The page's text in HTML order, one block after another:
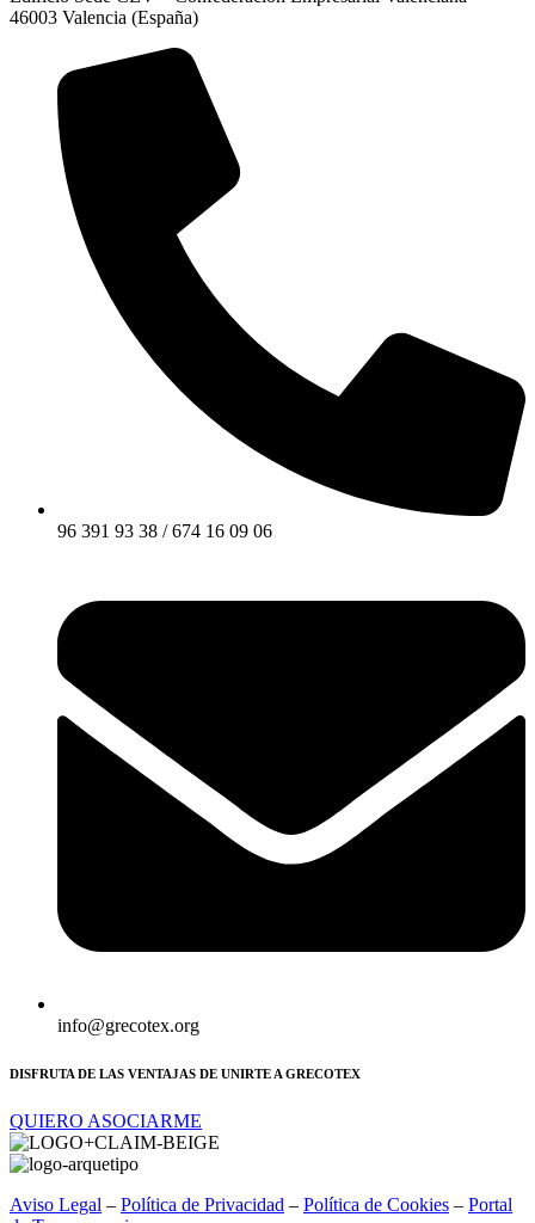
46003 Valencia (España)
96 391 93 38 / 674 16 09 06
info@grecotex.org
DISFRUTA DE LAS VENTAJAS DE UNIRTE A GRECOTEX
QUIERO ASOCIARME
Aviso Legal – Política de Privacidad – Política de Cookies – Portal